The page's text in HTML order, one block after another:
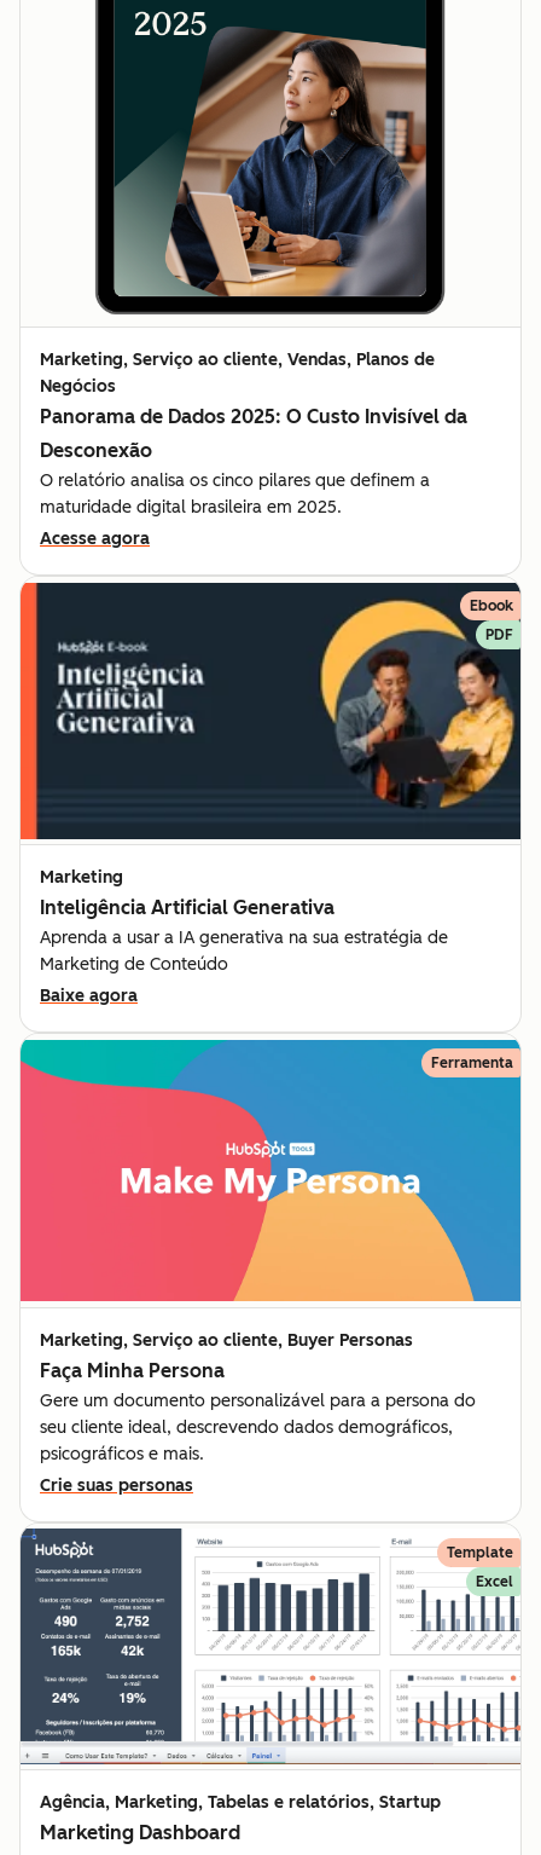
Marketing, Serviço ao cliente, Vendas, Planos de
Negócios
Panorama de Dados 2025: O Custo Invisível da
Desconexão
O relatório analisa os cinco pilares que definem a
maturidade digital brasileira em 2025.
Acesse agora
Ebook
PDF
Marketing
Inteligência Artificial Generativa
Aprenda a usar a IA generativa na sua estratégia de
Marketing de Conteúdo
Baixe agora
Ferramenta
Marketing, Serviço ao cliente, Buyer Personas
Faça Minha Persona
Gere um documento personalizável para a persona do
seu cliente ideal, descrevendo dados demográficos,
psicográficos e mais.
Crie suas personas
Template
Excel
Agência, Marketing, Tabelas e relatórios, Startup
Marketing Dashboard